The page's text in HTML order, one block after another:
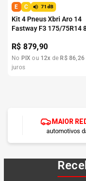
E C 71dB
Kit 4 Pneus Xbri Aro 14
Fastway F3 175/75R14
R$879,90
No PIX ou 12x de R$ 86,26
juros
MAIOR
automotivos